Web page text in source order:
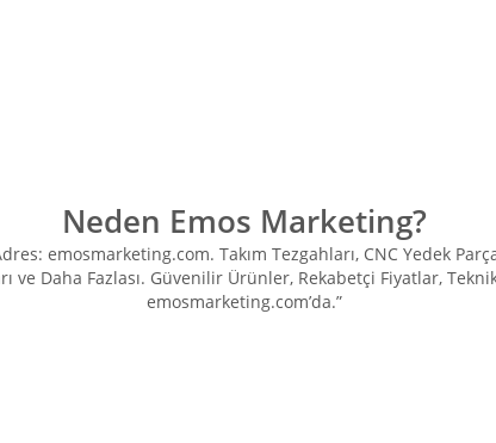
Neden Emos Marketing?
emosmarketing.com. Takım Tezgahları, CNC Yedek
Daha Fazlası. Güvenilir Ürünler, Rekabetçi Fiyatlar,
emosmarketing.com’da.”